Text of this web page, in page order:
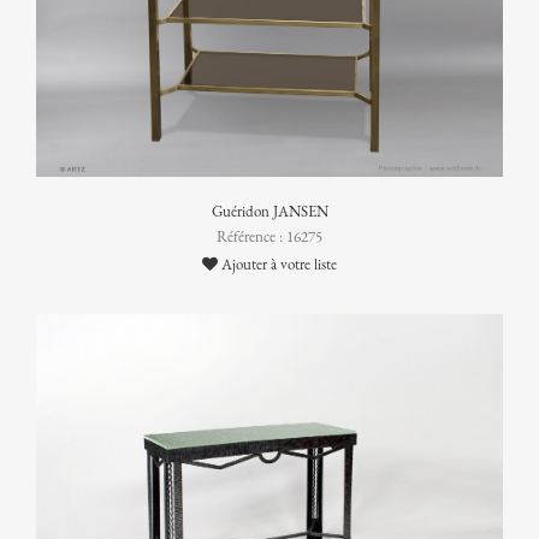
Guéridon JANSEN
Référence : 16275
Ajouter à votre liste